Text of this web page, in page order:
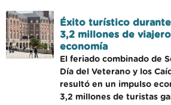
Éxito turístico durante
3,2 millones de
economía
El feriado combinado de
Día del Veterano y los
resultó en un impulso
3,2 millones de turistas